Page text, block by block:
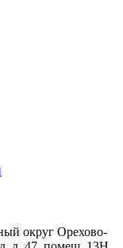
округ Орехово-